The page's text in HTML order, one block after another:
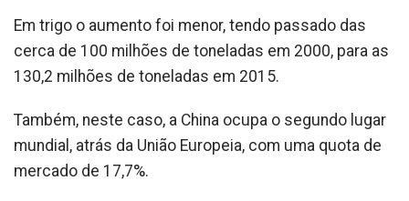
Em trigo o aumento foi menor, tendo passado das
cerca de 100 milhões de toneladas em 2000, para as
130,2 milhões de toneladas em 2015.
Também, neste caso, a China ocupa o segundo lugar
mundial, atrás da União Europeia, com uma quota de
mercado de 17,7%.